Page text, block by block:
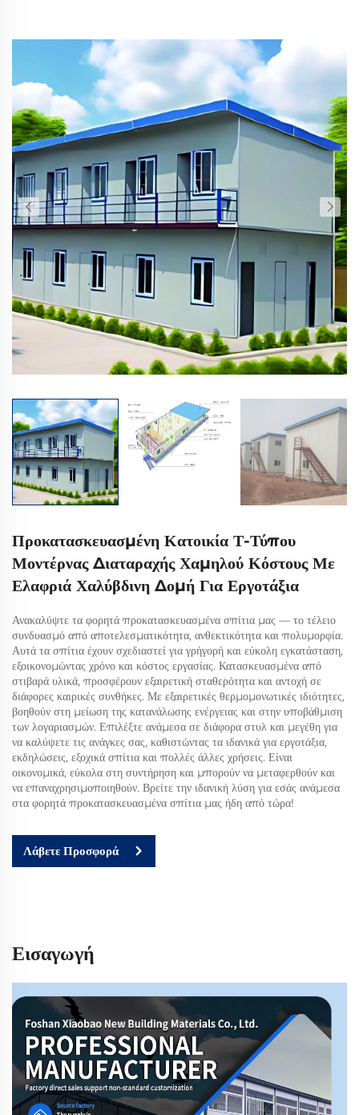
Προκατασκευασμένη Κατοικία Τ-Τύπου
Μοντέρνας Διαταραχής Χαμηλού Κόστους Με
Ελαφριά Χαλύβδινη Δομή Για Εργοτάξια
Ανακαλύψτε τα φορητά προκατασκευασμένα σπίτια μας — το τέλειο
συνδυασμό από αποτελεσματικότητα, ανθεκτικότητα και πολυμορφία.
Αυτά τα σπίτια έχουν σχεδιαστεί για γρήγορή και εύκολη εγκατάσταση,
εξοικονομώντας χρόνο και κόστος εργασίας. Κατασκευασμένα από
στιβαρά υλικά, προσφέρουν εξαιρετική σταθερότητα και αντοχή σε
διάφορες καιρικές συνθήκες. Με εξαιρετικές θερμομονωτικές ιδιότητες,
βοηθούν στη μείωση της κατανάλωσης ενέργειας και στην υποβάθμιση
των λογαριασμών. Επιλέξτε ανάμεσα σε διάφορα στυλ και μεγέθη για
να καλύψετε τις ανάγκες σας, καθιστώντας τα ιδανικά για εργοτάξια,
εκδηλώσεις, εξοχικά σπίτια και πολλές άλλες χρήσεις. Είναι
οικονομικά, εύκολα στη συντήρηση και μπορούν να μεταφερθούν και
να επαναχρησιμοποιηθούν. Βρείτε την ιδανική λύση για εσάς ανάμεσα
στα φορητά προκατασκευασμένα σπίτια μας ήδη από τώρα!
Λάβετε Προσφορά
Εισαγωγή